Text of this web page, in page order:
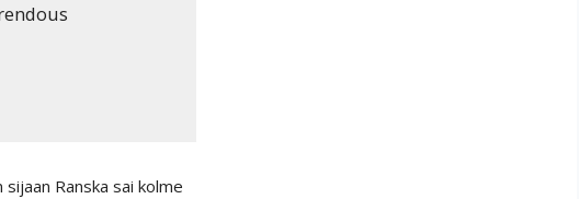
Ranska sai kolme